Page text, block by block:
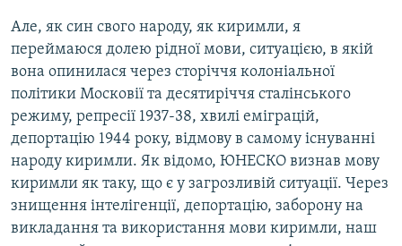
Але, як син свого народу, як киримли, я
переймаюся долею рідної мови, ситуацією, в якій
вона опинилася через сторіччя колоніальної
політики Московії та десятиріччя сталінського
режиму, репресії 1937-38, хвилі еміграцій,
депортацію 1944 року, відмову в самому існуванні
народу киримли. Як відомо, ЮНЕСКО визнав мову
киримли як таку, що є у загрозливій ситуації. Через
знищення інтелігенції, депортацію, заборону на
викладання та використання мови киримли, наш